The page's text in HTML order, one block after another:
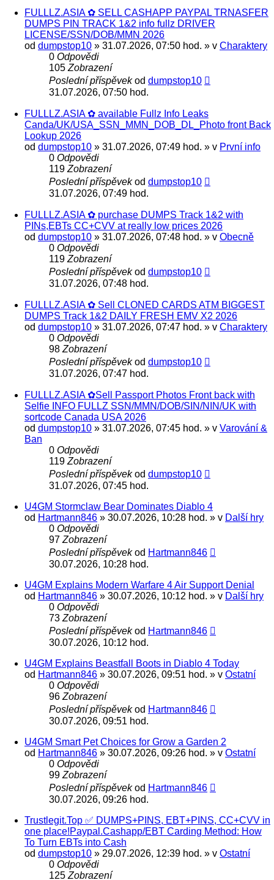
FULLLZ.ASIA ✿ SELL CASHAPP PAYPAL TRNASFER
DUMPS PIN TRACK 1&2 info fullz DRIVER
LICENSE/SSN/DOB/MMN 2026
od dumpstop10 » 31.07.2026, 07:50 hod. » v Charaktery
0 Odpovědi
105 Zobrazení
Poslední příspěvekod dumpstop10
31.07.2026, 07:50 hod.
FULLLZ.ASIA ✿ available Fullz Info Leaks
Canda/UK/USA_SSN_MMN_DOB_DL_Photo front Back
Lookup 2026
od dumpstop10 » 31.07.2026, 07:49 hod. » v První info
0 Odpovědi
119 Zobrazení
Poslední příspěvekod dumpstop10
31.07.2026, 07:49 hod.
FULLLZ.ASIA ✿ purchase DUMPS Track 1&2 with
PINs,EBTs CC+CVV at really low prices 2026
od dumpstop10 » 31.07.2026, 07:48 hod. » v Obecně
0 Odpovědi
119 Zobrazení
Poslední příspěvekod dumpstop10
31.07.2026, 07:48 hod.
FULLLZ.ASIA ✿ Sell CLONED CARDS ATM BIGGEST
DUMPS Track 1&2 DAILY FRESH EMV X2 2026
od dumpstop10 » 31.07.2026, 07:47 hod. » v Charaktery
0 Odpovědi
98 Zobrazení
Poslední příspěvekod dumpstop10
31.07.2026, 07:47 hod.
FULLLZ.ASIA ✿Sell Passport Photos Front back with
Selfie INFO FULLZ SSN/MMN/DOB/SIN/NIN/UK with
sortcode Canada USA 2026
od dumpstop10 » 31.07.2026, 07:45 hod. » v Varování &
Ban
0 Odpovědi
119 Zobrazení
Poslední příspěvekod dumpstop10
31.07.2026, 07:45 hod.
U4GM Stormclaw Bear Dominates Diablo 4
od Hartmann846 » 30.07.2026, 10:28 hod. » v Další hry
0 Odpovědi
97 Zobrazení
Poslední příspěvekod Hartmann846
30.07.2026, 10:28 hod.
U4GM Explains Modern Warfare 4 Air Support Denial
od Hartmann846 » 30.07.2026, 10:12 hod. » v Další hry
0 Odpovědi
73 Zobrazení
Poslední příspěvekod Hartmann846
30.07.2026, 10:12 hod.
U4GM Explains Beastfall Boots in Diablo 4 Today
od Hartmann846 » 30.07.2026, 09:51 hod. » v Ostatní
0 Odpovědi
96 Zobrazení
Poslední příspěvekod Hartmann846
30.07.2026, 09:51 hod.
U4GM Smart Pet Choices for Grow a Garden 2
od Hartmann846 » 30.07.2026, 09:26 hod. » v Ostatní
0 Odpovědi
99 Zobrazení
Poslední příspěvekod Hartmann846
30.07.2026, 09:26 hod.
Trustlegit.Top ✅ DUMPS+PINS, EBT+PINS, CC+CVV in
one place!Paypal.Cashapp/EBT Carding Method: How
To Turn EBTs into Cash
od dumpstop10 » 29.07.2026, 12:39 hod. » v Ostatní
0 Odpovědi
125 Zobrazení